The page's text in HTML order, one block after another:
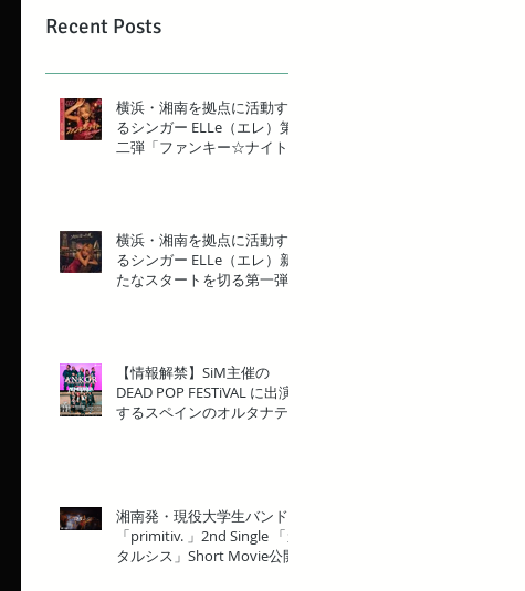
して結成された「湘
南ベ ルロック」の1st
シングル【BIG
WAVE】MV解禁!
Recent Posts
横浜・湘南を拠点に活動す
るシンガー ELLe（エレ）第
二弾「ファンキー☆ナイト」
横浜・湘南を拠点に活動す
るシンガー ELLe（エレ）新
たなスタートを切る第一弾
【情報解禁】SiM主催の
DEAD POP FESTiVAL に出演
するスペインのオルタナテ
湘南発・現役大学生バンド
「primitiv. 」2nd Single 「カ
タルシス」Short Movie公開